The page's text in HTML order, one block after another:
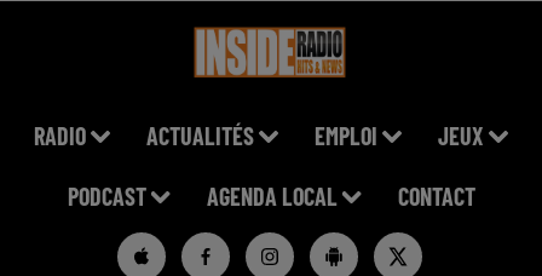
RADIO ACTUALITÉS EMPLOI JEUX
PODCAST AGENDA LOCAL CONTACT